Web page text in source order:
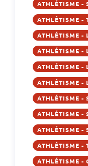
ATHLÉTISME -
ATHLÉTISME -
ATHLÉTISME -
ATHLÉTISME -
ATHLÉTISME -
ATHLÉTISME -
ATHLÉTISME -
ATHLÉTISME -
ATHLÉTISME -
ATHLÉTISME -
ATHLÉTISME -